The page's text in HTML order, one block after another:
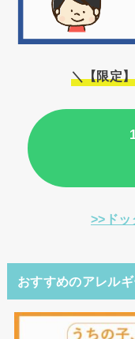
＼【限定
>>ド
おすすめのアレル